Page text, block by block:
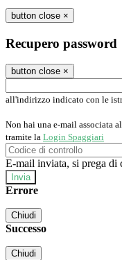
button close ×
Recupero password
button close ×
all'indirizzo indicato con le
Non hai una e-mail associata
tramite la Login Spaggiari
E-mail inviata, si prega di
Errore
Chiudi
Successo
Chiudi